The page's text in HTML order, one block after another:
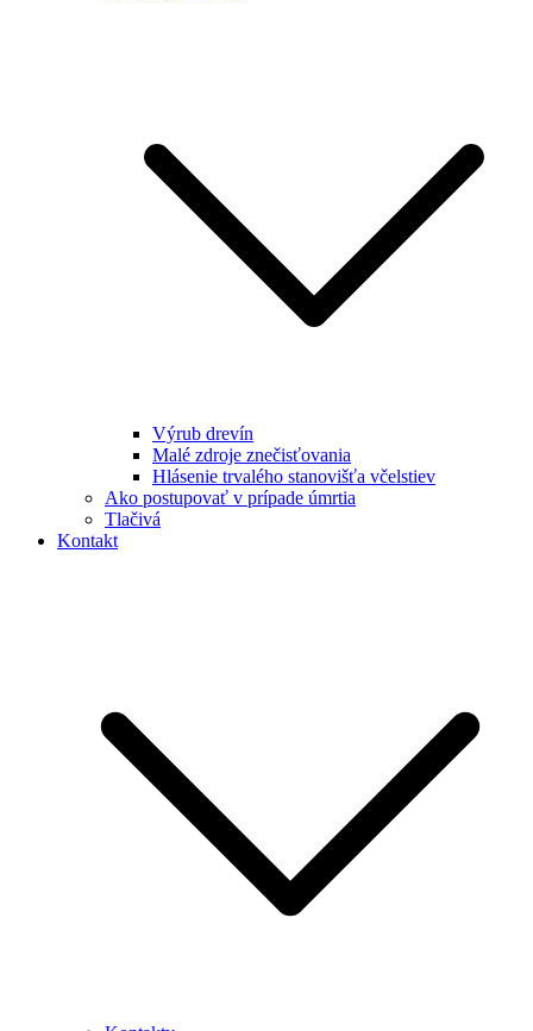
Výrub drevín
Malé zdroje znečisťovania
Hlásenie trvalého stanovišťa včelstiev
Ako postupovať v prípade úmrtia
Tlačivá
Kontakt